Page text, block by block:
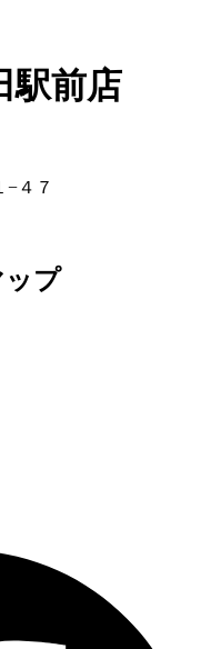
駅前店
−４７
ップ